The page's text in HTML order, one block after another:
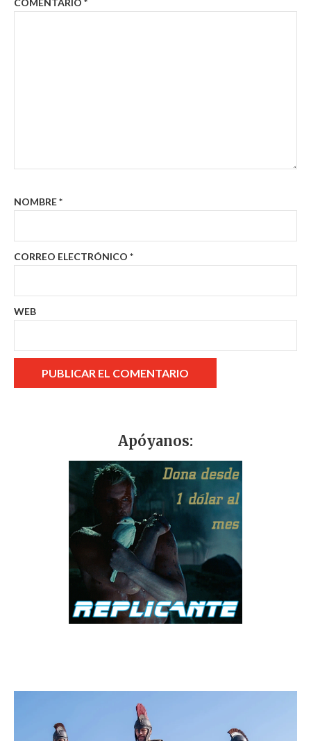
COMENTARIO *
NOMBRE*
CORREO ELECTRÓNICO *
WEB
Apóyanos: